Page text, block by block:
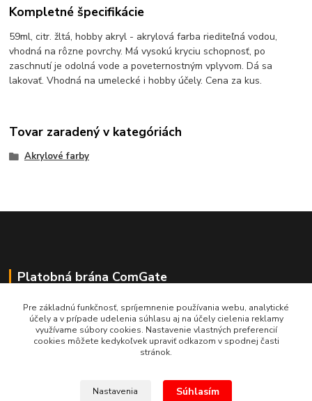
Kompletné špecifikácie
59ml, citr. žltá, hobby akryl - akrylová farba riediteľná vodou,
vhodná na rôzne povrchy. Má vysokú kryciu schopnosť, po
zaschnutí je odolná vode a poveternostným vplyvom. Dá sa
lakovať. Vhodná na umelecké i hobby účely. Cena za kus.
Tovar zaradený v kategóriách
Akrylové farby
Platobná brána ComGate
Pre základnú funkčnosť, spríjemnenie používania webu, analytické
účely a v prípade udelenia súhlasu aj na účely cielenia reklamy
využívame súbory cookies. Nastavenie vlastných preferencií
cookies môžete kedykoľvek upraviť odkazom v spodnej časti
stránok.
Nastavenia Súhlasím